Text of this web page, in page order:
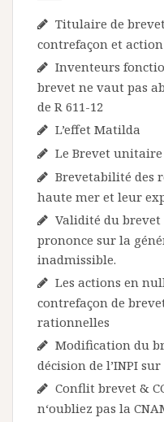
Titulaire de
contrefaçon et
Inventeurs
brevet ne vaut pas
de R 611-12
L’effet Matilda
Le Brevet unitaire
Brevetabilité des
haute mer et leur
Validité du brevet
prononce sur la
inadmissible.
Les actions en
contrefaçon de
rationnelles
Modification du
décision de l’INPI
Conflit brevet &
n‘oubliez pas la